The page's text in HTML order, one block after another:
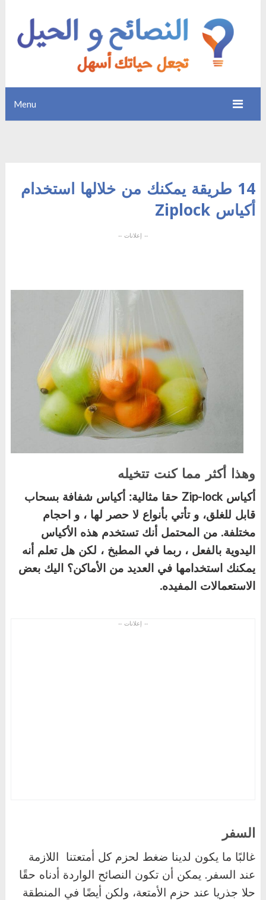
Menu
14 طريقة يمكنك من خلالها استخدام
أكياس Ziplock
وهذا أكثر مما كنت تتخيله
أكياس Zip-lock حقا مثالية: أكياس شفافة بسحاب
قابل للغلق، و تأتي بأنواع لا حصر لها ، و احجام
مختلفة. من المحتمل أنك تستخدم هذه الأكياس
اليدوية بالفعل ، ربما في المطبخ ، لكن هل تعلم أنه
يمكنك استخدامها في العديد من الأماكن؟ اليك بعض
الاستعمالات المفيده.
السفر
غالبًا ما يكون لدينا ضغط لحزم كل أمتعتنا
اللازمة
عند السفر. يمكن أن تكون النصائح الواردة أدناه حقًا
حلا جذريا عند حزم الأمتعة، ولكن أيضًا في المنطقة